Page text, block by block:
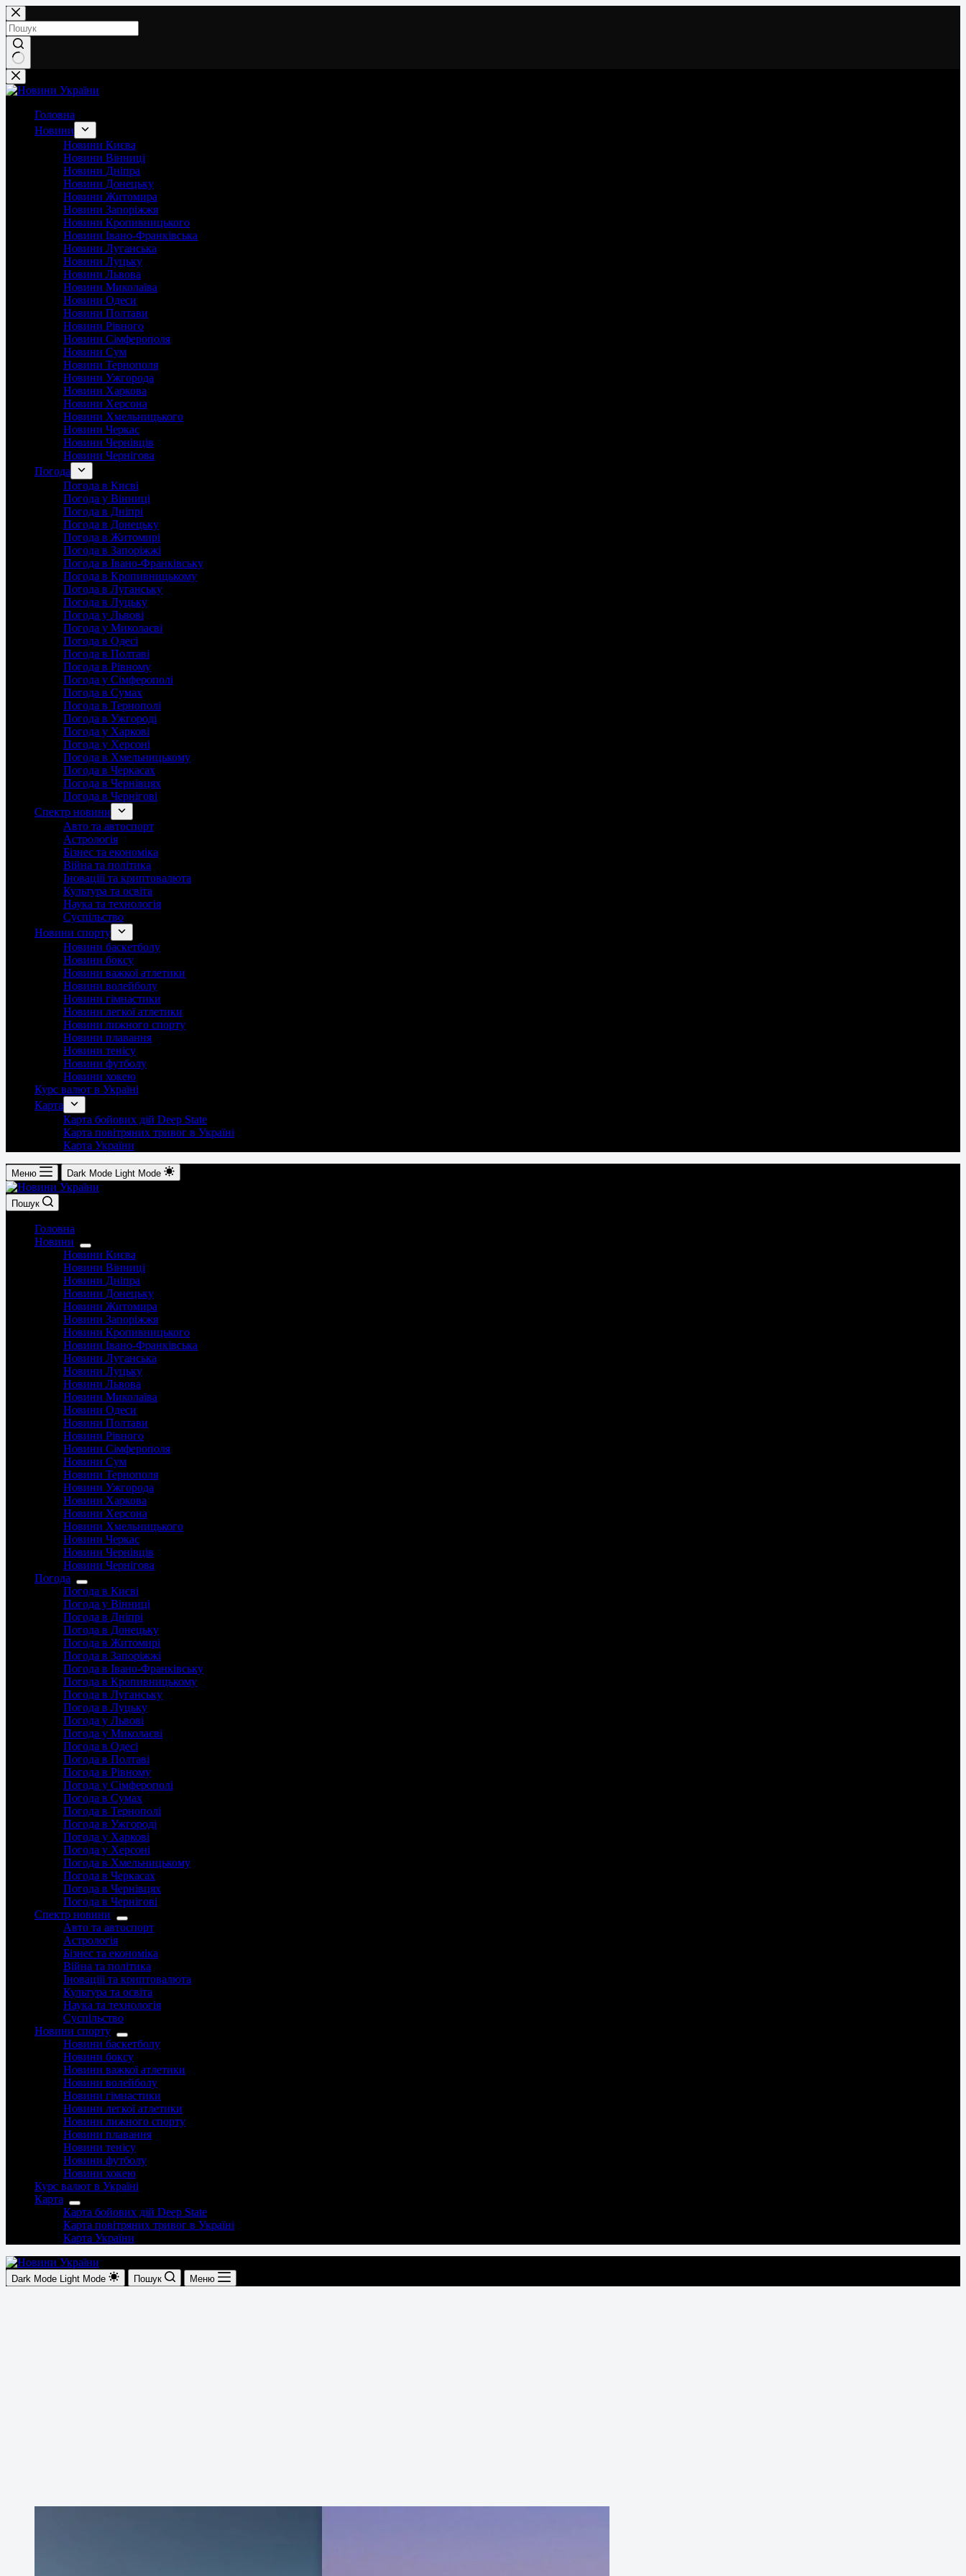
Перейти
до
вмісту
Немає
результатів
Головна
Новини
Новини Києва
Новини Вінниці
Новини Дніпра
Новини Донецьку
Новини Житомира
Новини Запоріжжя
Новини Кропивницького
Новини Івано-Франківська
Новини Луганська
Новини Луцьку
Новини Львова
Новини Миколаїва
Новини Одеси
Новини Полтави
Новини Рівного
Новини Сімферополя
Новини Сум
Новини Тернополя
Новини Ужгорода
Новини Харкова
Новини Херсона
Новини Хмельницького
Новини Черкас
Новини Чернівців
Новини Чернігова
Погода
Погода в Києві
Погода у Вінниці
Погода в Дніпрі
Погода в Донецьку
Погода в Житомирі
Погода в Запоріжжі
Погода в Івано-Франківську
Погода в Кропивницькому
Погода в Луганську
Погода в Луцьку
Погода у Львові
Погода у Миколаєві
Погода в Одесі
Погода в Полтаві
Погода в Рівному
Погода у Сімферополі
Погода в Сумах
Погода в Тернополі
Погода в Ужгороді
Погода у Харкові
Погода у Херсоні
Погода в Хмельницькому
Погода в Черкасах
Погода в Чернівцях
Погода в Чернігові
Спектр новини
Авто та автоспорт
Астрологія
Бізнес та економіка
Війна та політика
Іноваціії та криптовалюта
Культура та освіта
Наука та технологія
Суспільство
Новини спорту
Новини баскетболу
Новини боксу
Новини важкої атлетики
Новини волейболу
Новини гімнастики
Новини легкої атлетики
Новини лижного спорту
Новини плавання
Новини тенісу
Новини футболу
Новини хокею
Курс валют в Україні
Карта
Карта бойових дій Deep State
Карта повітряних тривог в Україні
Карта України
Меню Dark Mode Light Mode
Пошук
Головна
Новини
Новини Києва
Новини Вінниці
Новини Дніпра
Новини Донецьку
Новини Житомира
Новини Запоріжжя
Новини Кропивницького
Новини Івано-Франківська
Новини Луганська
Новини Луцьку
Новини Львова
Новини Миколаїва
Новини Одеси
Новини Полтави
Новини Рівного
Новини Сімферополя
Новини Сум
Новини Тернополя
Новини Ужгорода
Новини Харкова
Новини Херсона
Новини Хмельницького
Новини Черкас
Новини Чернівців
Новини Чернігова
Погода
Погода в Києві
Погода у Вінниці
Погода в Дніпрі
Погода в Донецьку
Погода в Житомирі
Погода в Запоріжжі
Погода в Івано-Франківську
Погода в Кропивницькому
Погода в Луганську
Погода в Луцьку
Погода у Львові
Погода у Миколаєві
Погода в Одесі
Погода в Полтаві
Погода в Рівному
Погода у Сімферополі
Погода в Сумах
Погода в Тернополі
Погода в Ужгороді
Погода у Харкові
Погода у Херсоні
Погода в Хмельницькому
Погода в Черкасах
Погода в Чернівцях
Погода в Чернігові
Спектр новини
Авто та автоспорт
Астрологія
Бізнес та економіка
Війна та політика
Іноваціії та криптовалюта
Культура та освіта
Наука та технологія
Суспільство
Новини спорту
Новини баскетболу
Новини боксу
Новини важкої атлетики
Новини волейболу
Новини гімнастики
Новини легкої атлетики
Новини лижного спорту
Новини плавання
Новини тенісу
Новини футболу
Новини хокею
Курс валют в Україні
Карта
Карта бойових дій Deep State
Карта повітряних тривог в Україні
Карта України
Dark Mode Light Mode Пошук Меню